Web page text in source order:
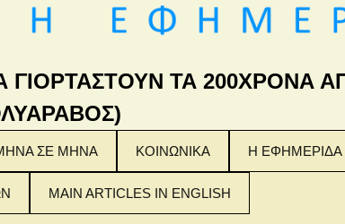
ΤΑ 200ΧΡΟΝΑ
ΣΕ ΜΗΝΑ ΚΟΙΝΩΝΙΚΑ Η ΕΦΗΜΕΡΙΔΑ
MAIN ARTICLES IN ENGLISH